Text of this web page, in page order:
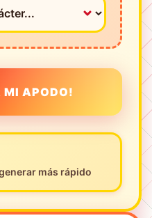
MI APODO!
más rápido